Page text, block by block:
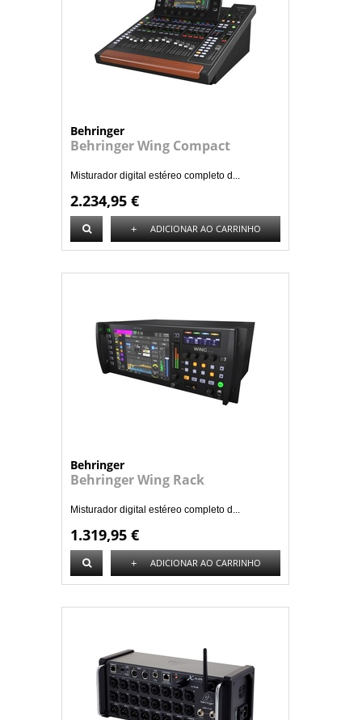
Behringer
Behringer Wing Compact
Misturador digital estéreo completo d...
2.234,95 €
+ ADICIONAR AO CARRINHO
Behringer
Behringer Wing Rack
Misturador digital estéreo completo d...
1.319,95 €
+ ADICIONAR AO CARRINHO